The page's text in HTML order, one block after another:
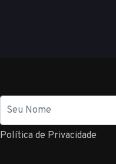
Política de Privacidade